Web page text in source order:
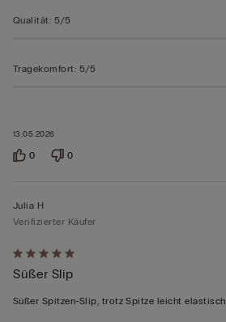
13.05.2026
Qualität: 5/5
Tragekomfort: 5/5
0 0
Mit
5
von
Julia H
Verifizierter Käufer
Süßer Slip
Süßer Spitzen-Slip, trotz Spitze leicht elastisch